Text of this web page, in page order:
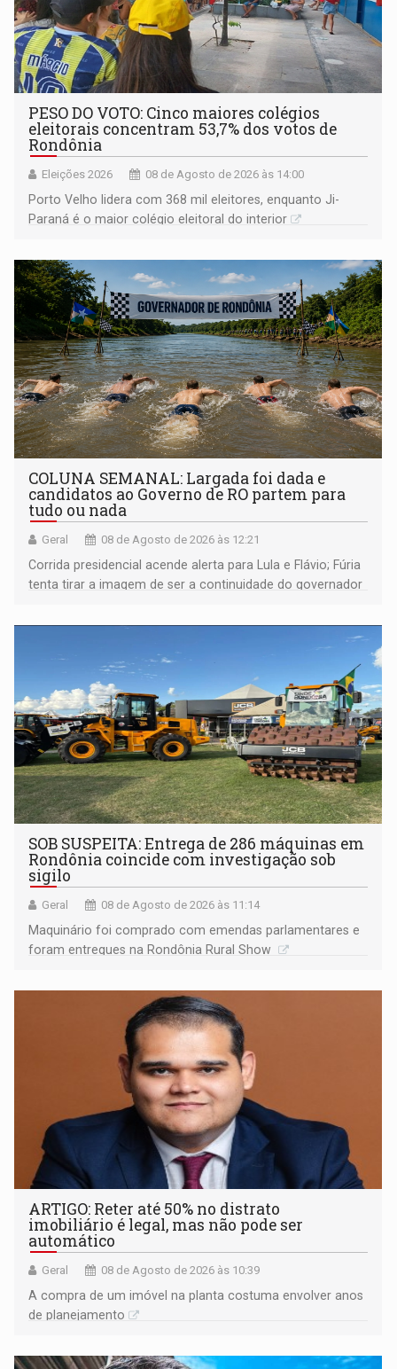
PESO DO VOTO: Cinco maiores colégios
eleitorais concentram 53,7% dos votos de
Rondônia
Eleições 2026 08 de Agosto de 2026 às 14:00
Porto Velho lidera com 368 mil eleitores, enquanto Ji-
Paraná é o maior colégio eleitoral do interior
COLUNA SEMANAL: Largada foi dada e
candidatos ao Governo de RO partem para
tudo ou nada
Geral 08 de Agosto de 2026 às 12:21
Corrida presidencial acende alerta para Lula e Flávio; Fúria
tenta tirar a imagem de ser a continuidade do governador
não ter entrado no modo eleição; ABAV faz evento em
SOB SUSPEITA: Entrega de 286 máquinas em
Rondônia coincide com investigação sob
sigilo
Geral 08 de Agosto de 2026 às 11:14
Maquinário foi comprado com emendas parlamentares e
foram entregues na Rondônia Rural Show
ARTIGO: Reter até 50% no distrato
imobiliário é legal, mas não pode ser
automático
Geral 08 de Agosto de 2026 às 10:39
A compra de um imóvel na planta costuma envolver anos
de planejamento